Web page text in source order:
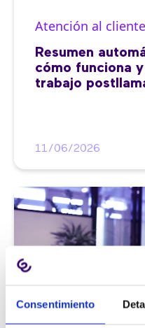
Consentimiento
Atención al
Resumen
cómo funciona
trabajo
11/06/2026